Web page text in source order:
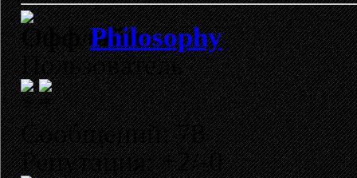
Philosophy
Пользователь
Сообщений: 78
Репутация: +2/-0